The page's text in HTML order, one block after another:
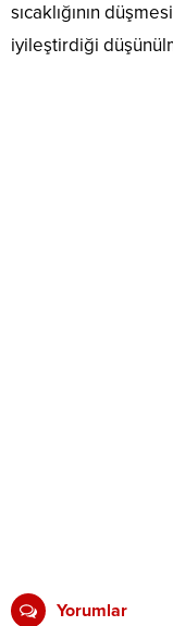
sıcaklığının
iyileştirdiği
Yorumlar